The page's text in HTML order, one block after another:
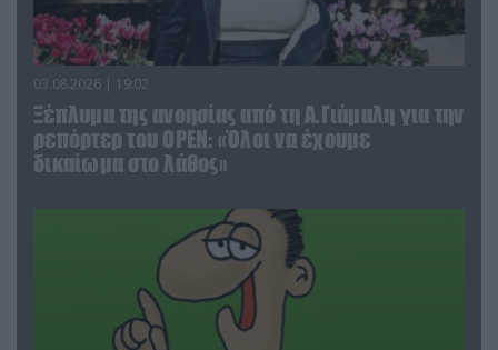
03.08.2026 | 19:02
Ξέπλυμα της ανοησίας από τη Α.Γιάμαλη για την
ρεπόρτερ του ΟΡΕΝ: «Όλοι να έχουμε
δικαίωμα στο λάθος»